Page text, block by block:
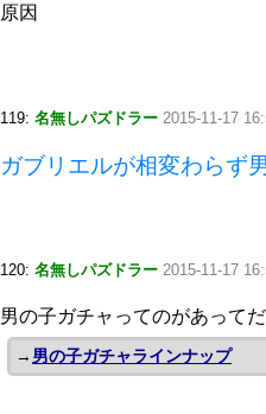
原因
119: 名無しパズドラー 2015-11-17
ガブリエルが相変わらず
120: 名無しパズドラー 2015-11-17
男の子ガチャってのがあって
→ 男の子ガチャラインナップ